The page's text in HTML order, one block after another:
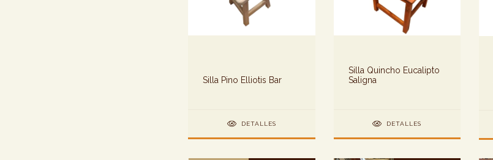
Silla Pino Elliotis Bar
DETALLES
Silla Quincho Eucalipto
Saligna
DETALLES